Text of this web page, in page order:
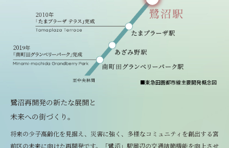
■東急田園都市線主要開発概念図
鷺沼再開発の新たな展開と
未来への街づくり。
将来の少子高齢化を見据え、災害に強く、多様なコミュニティを創出する宮
前区の未来に向けた再開発です。「鷺沼」駅周辺の交通結節機能を向上させ